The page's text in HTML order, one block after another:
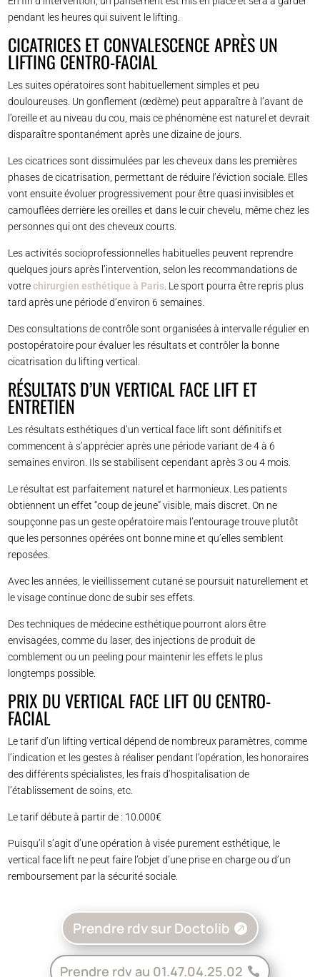
pendant les heures qui suivent le lifting.
CICATRICES ET CONVALESCENCE APRÈS UN
LIFTING CENTRO-FACIAL
Les suites opératoires sont habituellement simples et peu
douloureuses. Un gonflement (œdème) peut apparaître à l’avant de
l’oreille et au niveau du cou, mais ce phénomène est naturel et devrait
disparaître spontanément après une dizaine de jours.
Les cicatrices sont dissimulées par les cheveux dans les premières
phases de cicatrisation, permettant de réduire l’éviction sociale. Elles
vont ensuite évoluer progressivement pour être quasi invisibles et
camouflées derrière les oreilles et dans le cuir chevelu, même chez les
personnes qui ont des cheveux courts.
Les activités socioprofessionnelles habituelles peuvent reprendre
quelques jours après l’intervention, selon les recommandations de
votrechirurgien esthétique à Paris . Le sport pourra être repris plus
tard après une période d’environ 6 semaines.
Des consultations de contrôle sont organisées à intervalle régulier en
postopératoire pour évaluer les résultats et contrôler la bonne
cicatrisation du lifting vertical.
RÉSULTATS D’UN VERTICAL FACE LIFT ET
ENTRETIEN
Les résultats esthétiques d’un vertical face lift sont définitifs et
commencent à s’apprécier après une période variant de 4 à 6
semaines environ. Ils se stabilisent cependant après 3 ou 4 mois.
Le résultat est parfaitement naturel et harmonieux. Les patients
obtiennent un effet “coup de jeune” visible, mais discret. On ne
soupçonne pas un geste opératoire mais l’entourage trouve plutôt
que les personnes opérées ont bonne mine et qu’elles semblent
reposées.
Avec les années, le vieillissement cutané se poursuit naturellement et
le visage continue donc de subir ses effets.
Des techniques de médecine esthétique pourront alors être
envisagées, comme du laser, des injections de produit de
comblement ou un peeling pour maintenir les effets le plus
longtemps possible.
PRIX DU VERTICAL FACE LIFT OU CENTRO-
FACIAL
Le tarif d’un lifting vertical dépend de nombreux paramètres, comme
l’indication et les gestes à réaliser pendant l’opération, les honoraires
des différents spécialistes, les frais d’hospitalisation de
l’établissement de soins, etc.
Le tarif débute à partir de : 10.000€
Puisqu’il s’agit d’une opération à visée purement esthétique, le
vertical face lift ne peut faire l’objet d’une prise en charge ou d’un
remboursement par la sécurité sociale.
Prendre rdv sur Doctolib
Prendre rdv au 01.47.04.25.02